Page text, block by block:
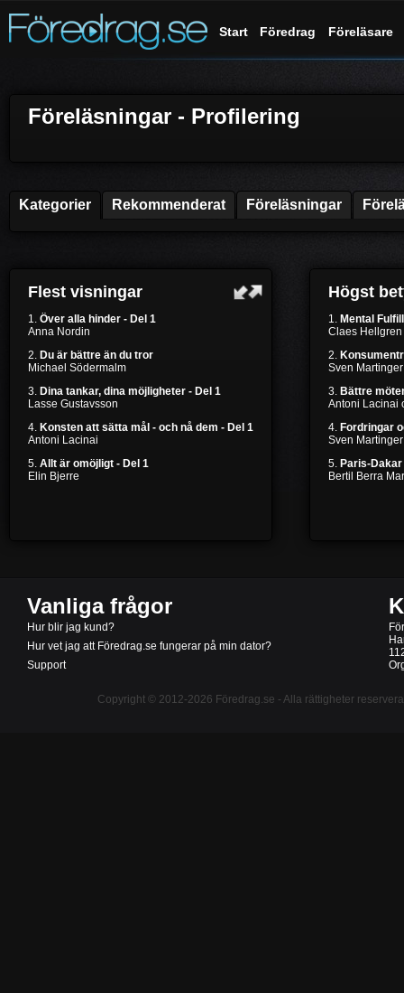
Start Föredrag Föreläsare
Föreläsningar - Profilering
Kategorier Rekommenderat Föreläsningar
Flest visningar
1. Över alla hinder - Del 1
Anna Nordin
2. Du är bättre än du tror
Michael Södermalm
3. Dina tankar, dina möjligheter - Del 1
Lasse Gustavsson
4. Konsten att sätta mål - och nå dem - Del 1
Antoni Lacinai
5. Allt är omöjligt - Del 1
Elin Bjerre
Högst
1. Mental
Claes Hellgren
2.
Sven Martinger
3. Bättre
Antoni Lacinai
4. Fordringar
Sven Martinger
5. Paris-Dakar
Bertil Berra
Vanliga frågor
Hur blir jag kund?
Hur vet jag att Föredrag.se fungerar på min dator?
Support
Copyright © 2012-2026 Föredrag.se - Alla rättigheter